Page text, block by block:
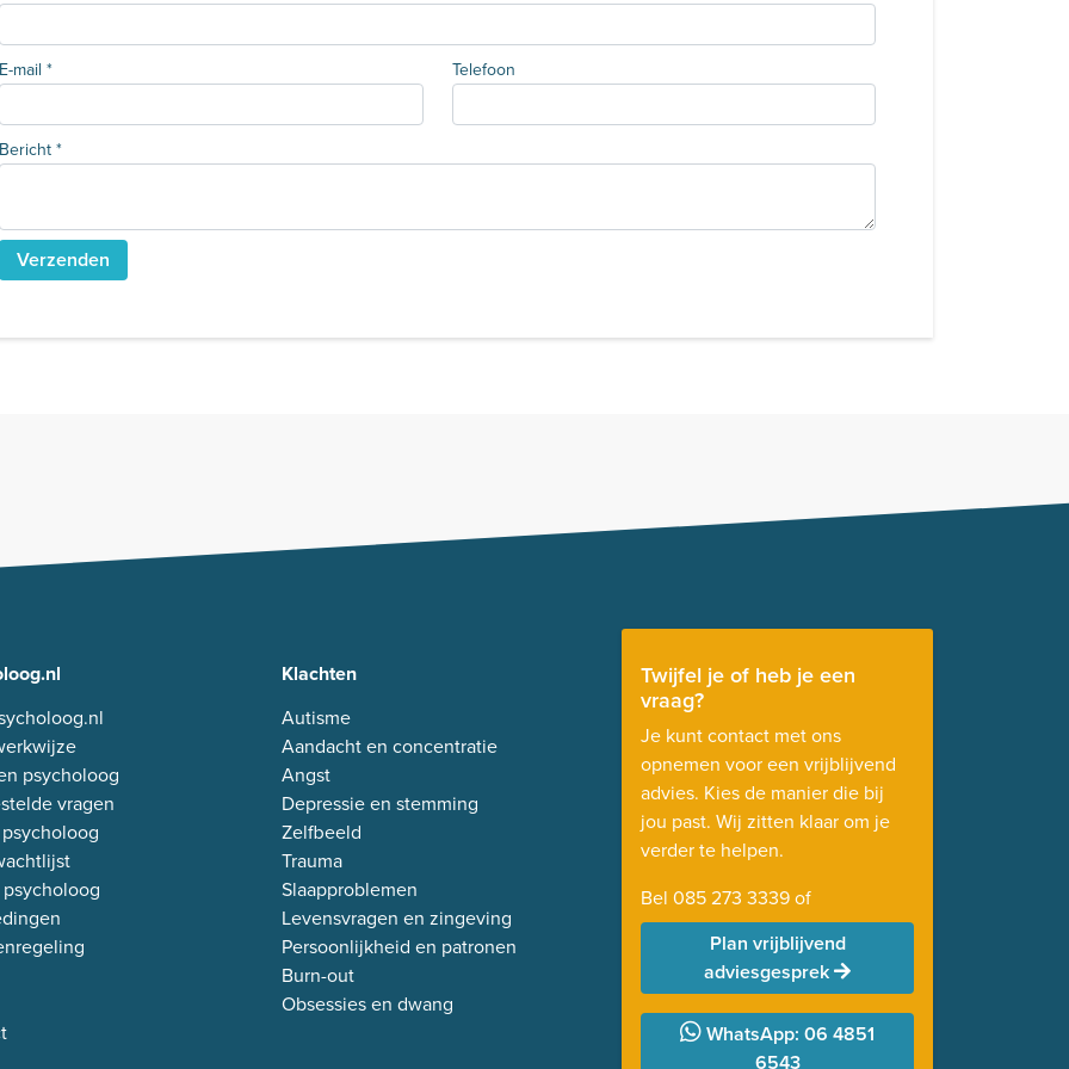
E-mail * Telefoon
Bericht*
Twijfel je of heb je een
vraag?
Je kunt contact met ons
opnemen voor een vrijblijvend
advies. Kies de manier die bij
jou past. Wij zitten klaar om je
verder te helpen.
Bel 085 273 3339of
Plan vrijblijvend
adviesgesprek
WhatsApp: 06 4851
6543
psycholoog
vragen
Klachten
Autisme
Aandacht en concentratie
Angst
Depressie en stemming
Zelfbeeld
Trauma
Slaapproblemen
Levensvragen en zingeving
Persoonlijkheid en patronen
Burn-out
Obsessies en dwang